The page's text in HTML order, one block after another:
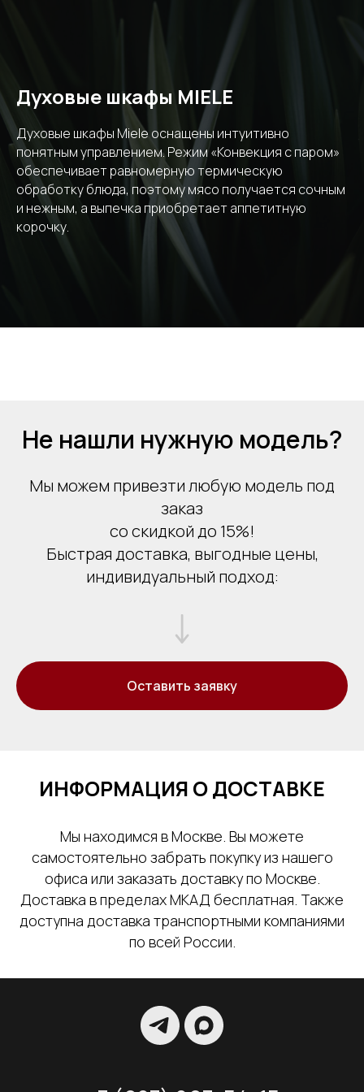
Духовые шкафы MIELE
Духовые шкафы Miele оснащены интуитивно
понятным управлением. Режим «Конвекция с паром»
обеспечивает равномерную термическую
обработку блюда, поэтому мясо получается сочным
и нежным, а выпечка приобретает аппетитную
корочку.
Не нашли нужную модель?
Мы можем привезти любую модель под
заказ
со скидкой до 15%!
Быстрая доставка, выгодные цены,
индивидуальный подход:
Оставить заявку
ИНФОРМАЦИЯ О ДОСТАВКЕ
Мы находимся в Москве. Вы можете
самостоятельно забрать покупку из нашего
офиса или заказать доставку по Москве.
Доставка в пределах МКАД бесплатная. Также
доступна доставка транспортными компаниями
по всей России.